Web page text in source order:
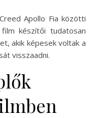
Apollo Fia közötti
készítői tudatosan
akik képesek voltak a
visszaadni.